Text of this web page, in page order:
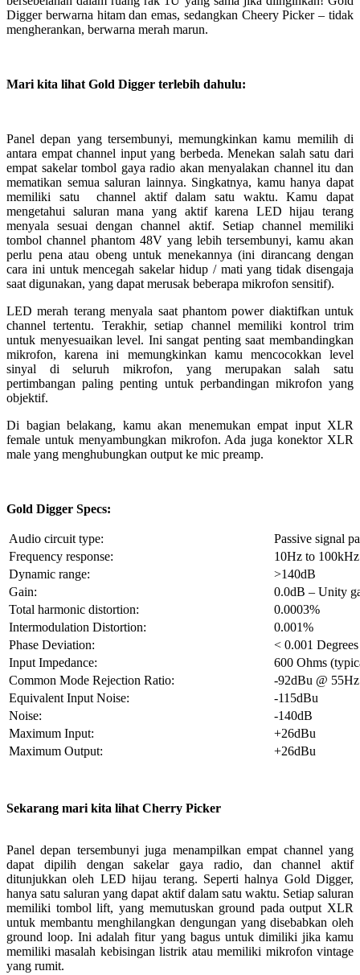
Digger berwarna hitam dan emas, sedangkan Cheery Picker – tidak
mengherankan, berwarna merah marun.
Mari kita lihat Gold Digger terlebih dahulu:
Panel depan yang tersembunyi, memungkinkan kamu memilih di
antara empat channel input yang berbeda. Menekan salah satu dari
empat sakelar tombol gaya radio akan menyalakan channel itu dan
mematikan semua saluran lainnya. Singkatnya, kamu hanya dapat
memiliki satu channel aktif dalam satu waktu. Kamu dapat
mengetahui saluran mana yang aktif karena LED hijau terang
menyala sesuai dengan channel aktif. Setiap channel memiliki
tombol channel phantom 48V yang lebih tersembunyi, kamu akan
perlu pena atau obeng untuk menekannya (ini dirancang dengan
cara ini untuk mencegah sakelar hidup / mati yang tidak disengaja
saat digunakan, yang dapat merusak beberapa mikrofon sensitif).
LED merah terang menyala saat phantom power diaktifkan untuk
channel tertentu. Terakhir, setiap channel memiliki kontrol trim
untuk menyesuaikan level. Ini sangat penting saat membandingkan
mikrofon, karena ini memungkinkan kamu mencocokkan level
sinyal di seluruh mikrofon, yang merupakan salah satu
pertimbangan paling penting untuk perbandingan mikrofon yang
objektif.
Di bagian belakang, kamu akan menemukan empat input XLR
female untuk menyambungkan mikrofon. Ada juga konektor XLR
male yang menghubungkan output ke mic preamp.
Gold Digger Specs:
Audio circuit type:
Passive signal
Frequency response:
10Hz to
Dynamic range:
>140dB
Gain:
0.0dB – Unity
Total harmonic distortion:
0.0003%
Intermodulation Distortion:
0.001%
Phase Deviation:
< 0.001
Input Impedance:
600 Ohms
Common Mode Rejection Ratio:
-92dBu @ 55Hz
Equivalent Input Noise:
-115dBu
Noise:
-140dB
Maximum Input:
+26dBu
Maximum Output:
+26dBu
Sekarang mari kita lihat Cherry Picker
Panel depan tersembunyi juga menampilkan empat channel yang
dapat dipilih dengan sakelar gaya radio, dan channel aktif
ditunjukkan oleh LED hijau terang. Seperti halnya Gold Digger,
hanya satu saluran yang dapat aktif dalam satu waktu. Setiap saluran
memiliki tombol lift, yang memutuskan ground pada output XLR
untuk membantu menghilangkan dengungan yang disebabkan oleh
ground loop. Ini adalah fitur yang bagus untuk dimiliki jika kamu
memiliki masalah kebisingan listrik atau memiliki mikrofon vintage
yang rumit.